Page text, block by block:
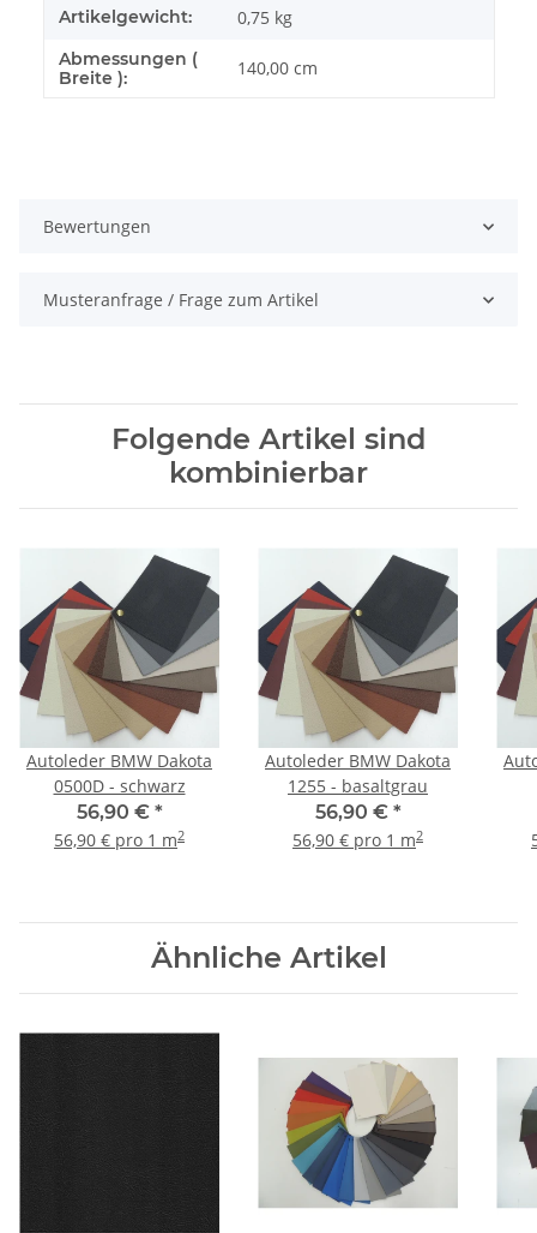
Artikelgewicht: 0,75 kg
Abmessungen (
Breite ):
140,00 cm
Bewertungen
Musteranfrage / Frage zum Artikel
Folgende Artikel sind
kombinierbar
Autoleder BMW Dakota
0500D - schwarz
56,90 € *
56,90 € pro 1 m2
Autoleder BMW Dakota
1255 - basaltgrau
56,90 € *
56,90 € pro 1 m2
Ähnliche Artikel